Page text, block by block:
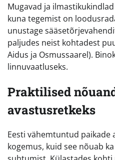
Mugavad ja
kuna tegemist on
unustage
paljudes neist kohtadest
Aidus ja Osmussaarel).
linnuvaatluseks.
Praktilised
avastusretkeks
Eesti vähemtuntud paikade
kogemus, kuid see nõuab